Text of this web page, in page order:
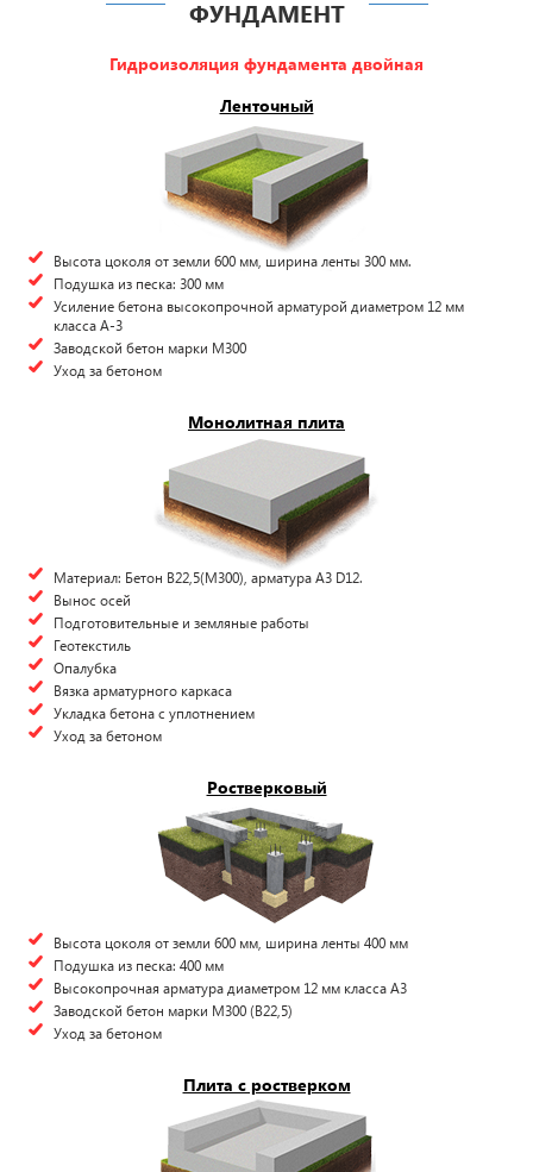
ФУНДАМЕНТ
Гидроизоляция фундамента двойная
Ленточный
Высота цоколя от земли 600 мм, ширина ленты 300 мм.
Подушка из песка: 300 мм
Усиление бетона высокопрочной арматурой диаметром 12 мм
класса А-3
Заводской бетон марки М300
Уход за бетоном
Монолитная плита
Материал: Бетон В22,5(М300), арматура А3 D12.
Вынос осей
Подготовительные и земляные работы
Геотекстиль
Опалубка
Вязка арматурного каркаса
Укладка бетона с уплотнением
Уход за бетоном
Ростверковый
Высота цоколя от земли 600 мм, ширина ленты 400 мм
Подушка из песка: 400 мм
Высокопрочная арматура диаметром 12 мм класса А3
Заводской бетон марки М300 (B22,5)
Уход за бетоном
Плита с ростверком